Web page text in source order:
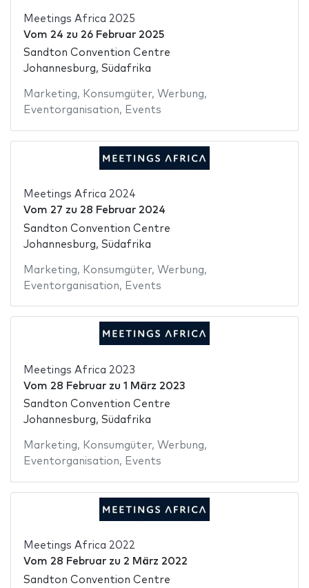
Meetings Africa 2025
Vom 24 zu 26 Februar 2025
Sandton Convention Centre
Johannesburg, Südafrika
Marketing, Konsumgüter, Werbung,
Eventorganisation, Events
Meetings Africa 2024
Vom 27 zu 28 Februar 2024
Sandton Convention Centre
Johannesburg, Südafrika
Marketing, Konsumgüter, Werbung,
Eventorganisation, Events
Meetings Africa 2023
Vom 28 Februarzu 1 März 2023
Sandton Convention Centre
Johannesburg, Südafrika
Marketing, Konsumgüter, Werbung,
Eventorganisation, Events
Meetings Africa 2022
Vom 28 Februarzu 2 März 2022
Sandton Convention Centre